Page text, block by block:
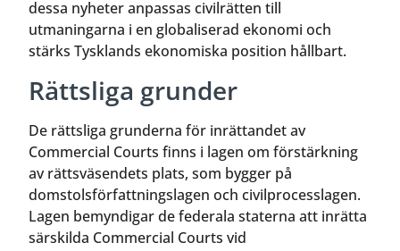
dessa nyheter anpassas civilrätten till
utmaningarna i en globaliserad ekonomi och
stärks Tysklands ekonomiska position hållbart.
Rättsliga grunder
De rättsliga grunderna för inrättandet av
Commercial Courts finns i lagen om förstärkning
av rättsväsendets plats, som bygger på
domstolsförfattningslagen och civilprocesslagen.
Lagen bemyndigar de federala staterna att inrätta
särskilda Commercial Courts vid